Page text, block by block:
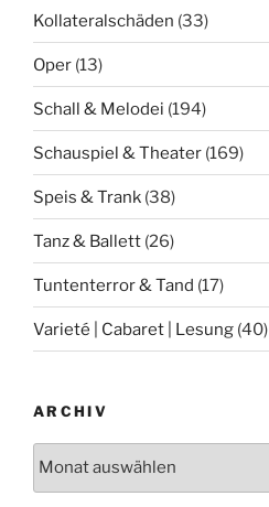
Kollateralschäden (33)
Oper (13)
Schall & Melodei (194)
Schauspiel & Theater (169)
Speis & Trank (38)
Tanz & Ballett (26)
Tuntenterror & Tand (17)
Varieté | Cabaret | Lesung (40)
ARCHIV